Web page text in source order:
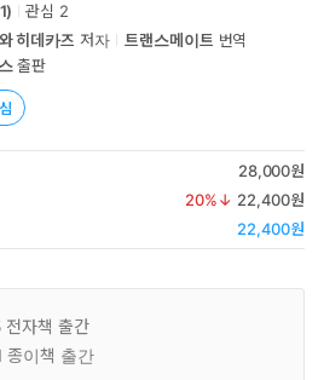
1) 관심 2
히데카즈 저자 트랜스메이트 번역
출판
28,000원
20%↓ 22,400원
22,400원
전자책 출간
종이책 출간